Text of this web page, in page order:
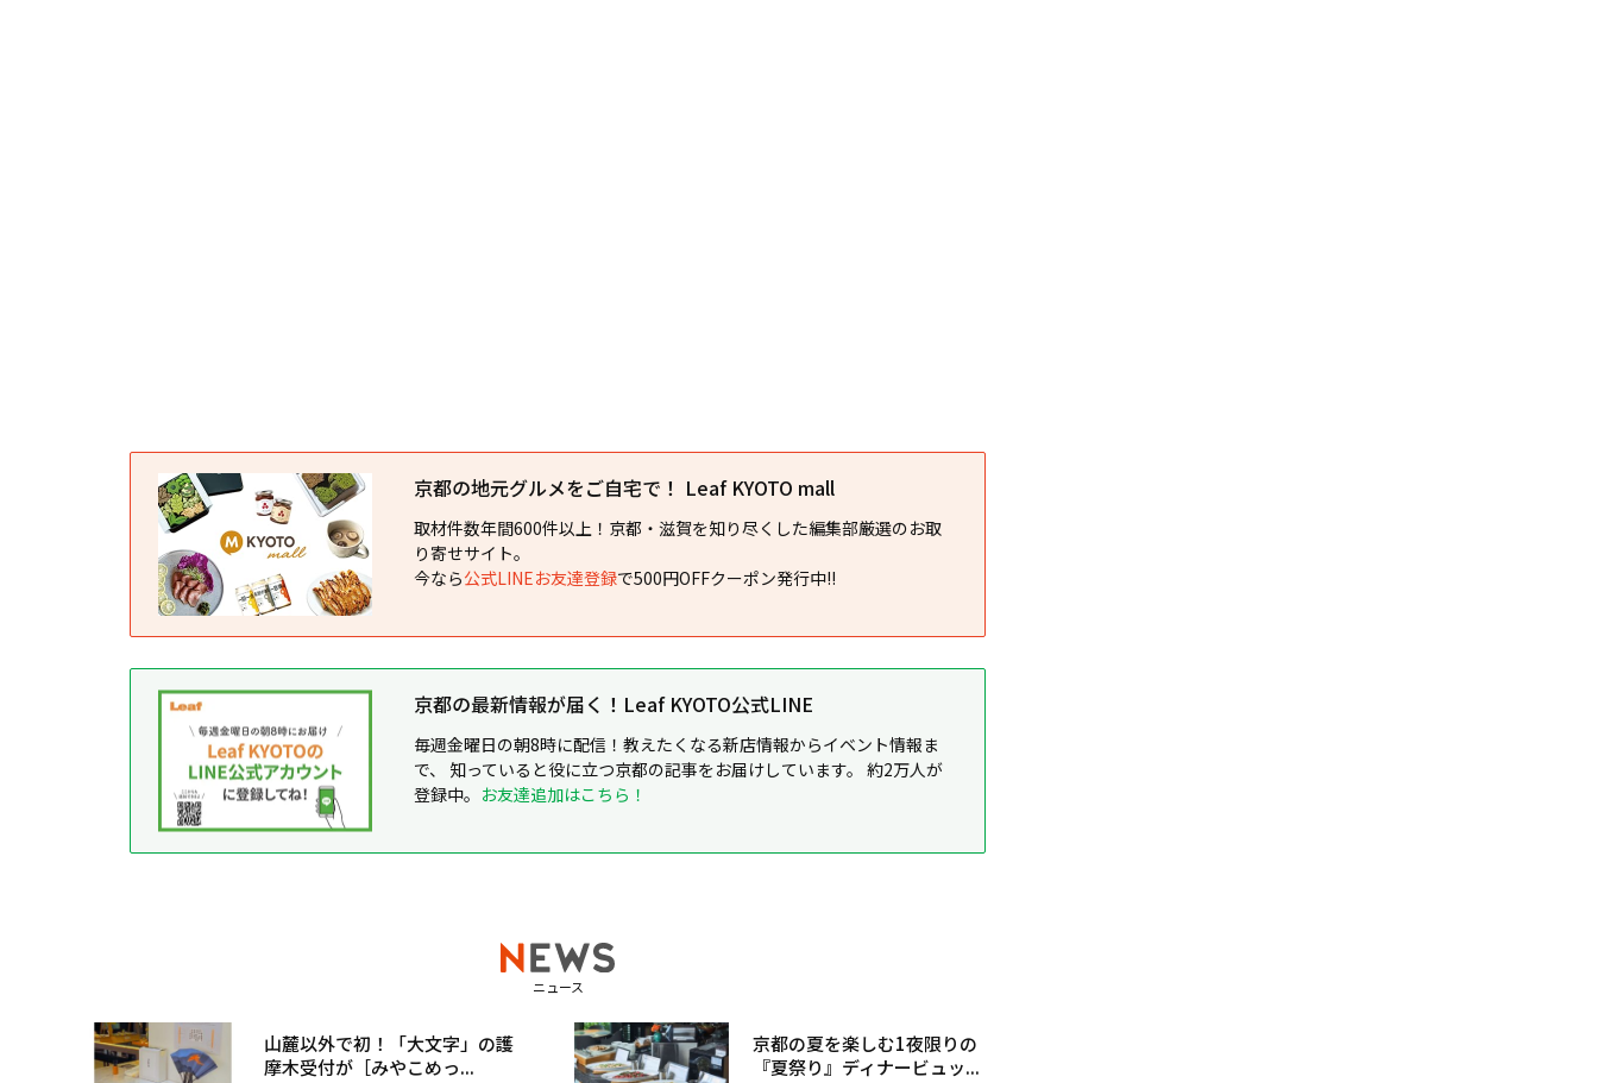
京都の地元グルメをご自宅で！ Leaf KYOTO mall
取材件数年間600件以上！京都・滋賀を知り尽くした編集部厳選のお取
り寄せサイト。
今なら公式LINEお友達登録で500円OFFクーポン発行中!!
京都の最新情報が届く！Leaf KYOTO公式LINE
毎週金曜日の朝8時に配信！教えたくなる新店情報からイベント情報ま
で、 知っていると役に立つ京都の記事をお届けしています。 約2万人が
登録中。 お友達追加はこちら！
ニュース
山麓以外で初！「大文字」の護
摩木受付が［みやこめっ...
京都の夏を楽しむ1夜限りの
『夏祭り』ディナービュッ...